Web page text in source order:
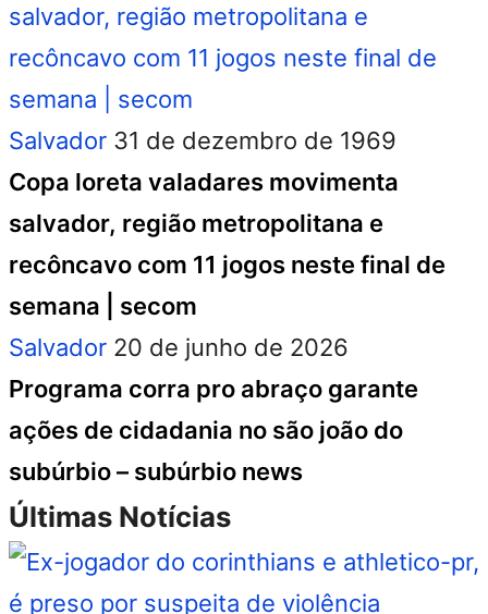
Salvador 31 de dezembro de 1969
Copa loreta valadares movimenta
salvador, região metropolitana e
recôncavo com 11 jogos neste final de
semana | secom
Salvador 20 de junho de 2026
Programa corra pro abraço garante
ações de cidadania no são joão do
subúrbio – subúrbio news
Últimas Notícias